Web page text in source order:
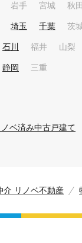
岩手 宮城 秋田
埼玉 千葉 茨
石川 福井 山梨
静岡 三重
ノベ済み中古戸建て
介 リノベ不動産